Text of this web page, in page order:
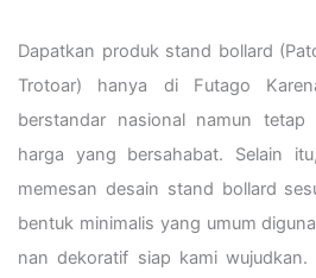
Dapatkan produk stand bollard
Trotoar) hanya di Futago
berstandar nasional namun
harga yang bersahabat. Selain
memesan desain stand bollard
bentuk minimalis yang umum
nan dekoratif siap kami wujudkan.